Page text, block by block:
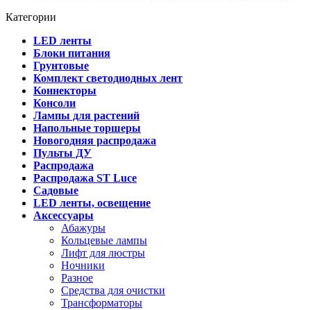
Категории
LED ленты
Блоки питания
Грунтовые
Комплект светодиодных лент
Коннекторы
Консоли
Лампы для растений
Напольные торшеры
Новогодняя распродажа
Пульты ДУ
Распродажа
Распродажа ST Luce
Садовые
LED ленты, освещение
Аксессуары
Абажуры
Кольцевые лампы
Лифт для люстры
Ночники
Разное
Средства для очистки
Трансформаторы